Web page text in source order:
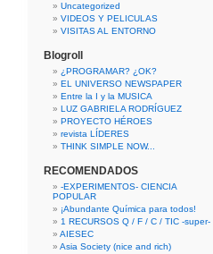
Uncategorized
VIDEOS Y PELICULAS
VISITAS AL ENTORNO
Blogroll
¿PROGRAMAR? ¿OK?
EL UNIVERSO NEWSPAPER
Entre la I y la MUSICA
LUZ GABRIELA RODRÍGUEZ
PROYECTO HÉROES
revista LÍDERES
THINK SIMPLE NOW...
RECOMENDADOS
-EXPERIMENTOS- CIENCIA
POPULAR
¡Abundante Química para todos!
1 RECURSOS Q / F / C / TIC -super-
AIESEC
Asia Society (nice and rich)